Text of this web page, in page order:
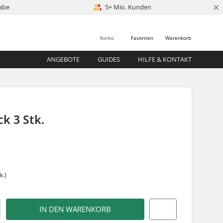
5+ Mio. Kunden ×
Warenkorb
Favoriten
Konto
ANGEBOTE GUIDES HILFE & KONTAKT
3 Stk.
IN DEN WARENKORB